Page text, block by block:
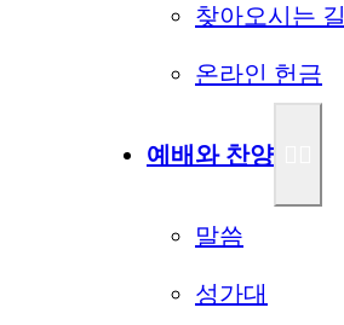
찾아오시는 길
온라인 헌금
예배와 찬양
말씀
성가대